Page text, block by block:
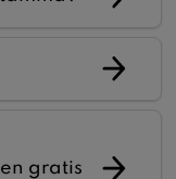
gratis